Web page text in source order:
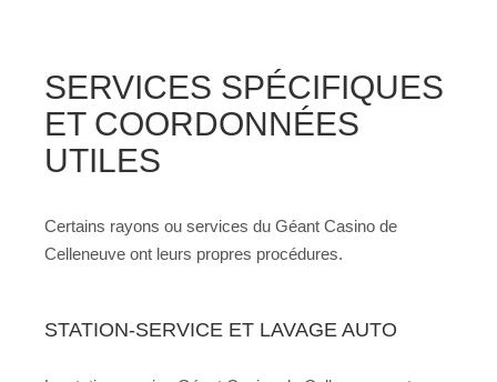
SERVICES SPÉCIFIQUES
ET COORDONNÉES
UTILES
Certains rayons ou services du Géant Casino de
Celleneuve ont leurs propres procédures.
STATION-SERVICE ET LAVAGE AUTO